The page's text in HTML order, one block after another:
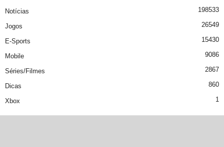
Notícias 198533
Jogos 26549
E-Sports 15430
Mobile 9086
Séries/Filmes 2867
Dicas 860
Xbox 1